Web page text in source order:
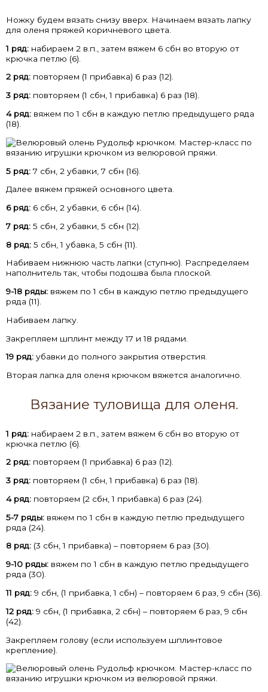
Ножку будем вязать снизу вверх. Начинаем вязать лапку
для оленя пряжей коричневого цвета.
1 ряд: набираем 2 в.п., затем вяжем 6 сбн во вторую от
крючка петлю (6).
2 ряд: повторяем (1 прибавка) 6 раз (12).
3 ряд: повторяем (1 сбн, 1 прибавка) 6 раз (18).
4 ряд: вяжем по 1 сбн в каждую петлю предыдущего ряда
(18).
5 ряд: 7 сбн, 2 убавки, 7 сбн (16).
Далее вяжем пряжей основного цвета.
6 ряд: 6 сбн, 2 убавки, 6 сбн (14).
7 ряд: 5 сбн, 2 убавки, 5 сбн (12).
8 ряд: 5 сбн, 1 убавка, 5 сбн (11).
Набиваем нижнюю часть лапки (ступню). Распределяем
наполнитель так, чтобы подошва была плоской.
9-18 ряды: вяжем по 1 сбн в каждую петлю предыдущего
ряда (11).
Набиваем лапку.
Закрепляем шплинт между 17 и 18 рядами.
19 ряд: убавки до полного закрытия отверстия.
Вторая лапка для оленя крючком вяжется аналогично.
Вязание туловища для оленя.
1 ряд: набираем 2 в.п., затем вяжем 6 сбн во вторую от
крючка петлю (6).
2 ряд: повторяем (1 прибавка) 6 раз (12).
3 ряд: повторяем (1 сбн, 1 прибавка) 6 раз (18).
4 ряд: повторяем (2 сбн, 1 прибавка) 6 раз (24).
5-7 ряды: вяжем по 1 сбн в каждую петлю предыдущего
ряда (24).
8 ряд: (3 сбн, 1 прибавка) – повторяем 6 раз (30).
9-10 ряды: вяжем по 1 сбн в каждую петлю предыдущего
ряда (30).
11 ряд: 9 сбн, (1 прибавка, 1 сбн) – повторяем 6 раз, 9 сбн (36).
12 ряд: 9 сбн, (1 прибавка, 2 сбн) – повторяем 6 раз, 9 сбн
(42).
Закрепляем голову (если используем шплинтовое
крепление).